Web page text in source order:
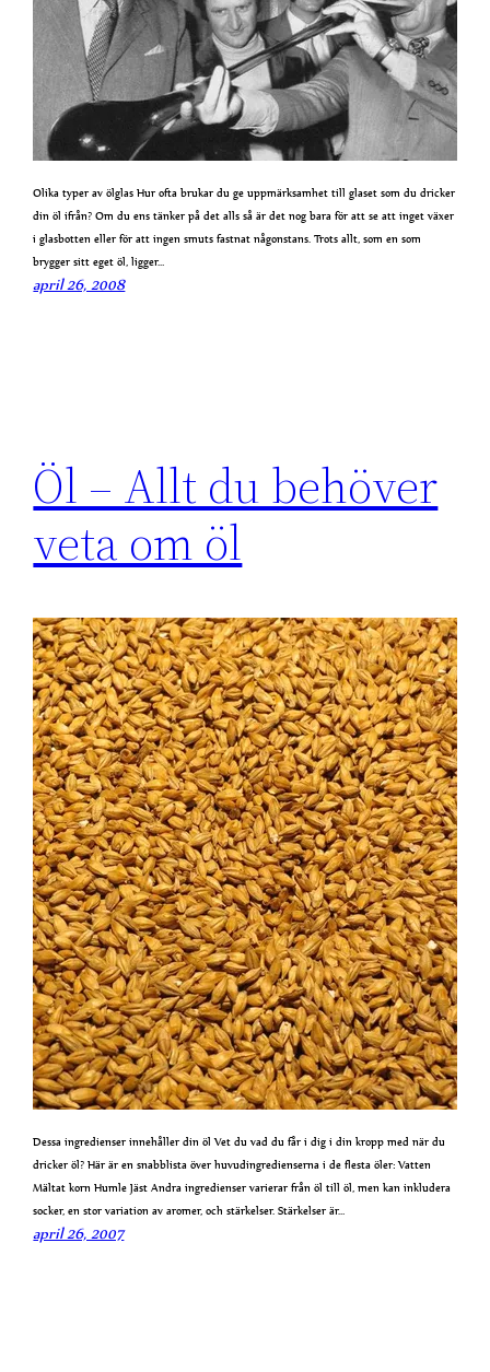
Olika typer av ölglas Hur ofta brukar du ge uppmärksamhet till glaset som du dricker
din öl ifrån? Om du ens tänker på det alls så är det nog bara för att se att inget växer
i glasbotten eller för att ingen smuts fastnat någonstans. Trots allt, som en som
brygger sitt eget öl, ligger…
april 26, 2008
Öl – Allt du behöver
veta om öl
Dessa ingredienser innehåller din öl Vet du vad du får i dig i din kropp med när du
dricker öl? Här är en snabblista över huvudingredienserna i de flesta öler: Vatten
Mältat korn Humle Jäst Andra ingredienser varierar från öl till öl, men kan inkludera
socker, en stor variation av aromer, och stärkelser. Stärkelser är…
april 26, 2007